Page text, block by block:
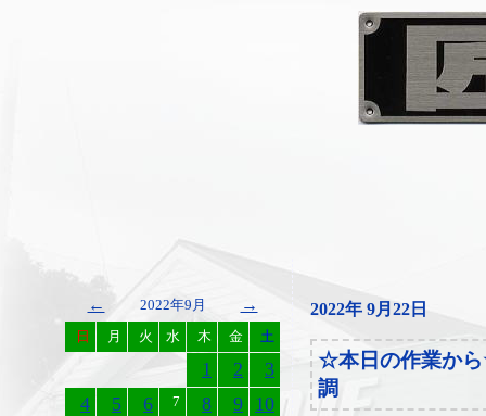
← 2022年9月 →
日 月 火 水 木 金 土
1 2
3
4
5 6 7 8 9 10
2022年 9月22日
☆本日の作業か
調